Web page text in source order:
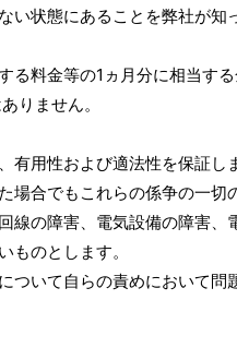
い状態にあることを弊社が
料金等の1ヵ月分に相当す
りません。
用性および適法性を保証し
合でもこれらの係争の一切
の障害、電気設備の障害、
のとします。
いて自らの責めにおいて問